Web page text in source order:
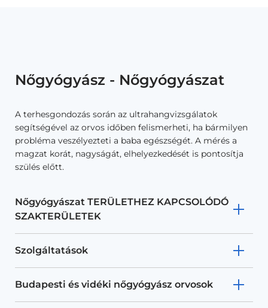
Nőgyógyász - Nőgyógyászat
A terhesgondozás során az ultrahangvizsgálatok
segítségével az orvos időben felismerheti, ha bármilyen
probléma veszélyezteti a baba egészségét. A mérés a
magzat korát, nagyságát, elhelyezkedését is pontosítja
szülés előtt.
Nőgyógyászat TERÜLETHEZ KAPCSOLÓDÓ
SZAKTERÜLETEK
Szolgáltatások
Budapesti és vidéki nőgyógyász orvosok